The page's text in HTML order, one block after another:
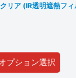
リア (IR透明遮熱フ
プション選択